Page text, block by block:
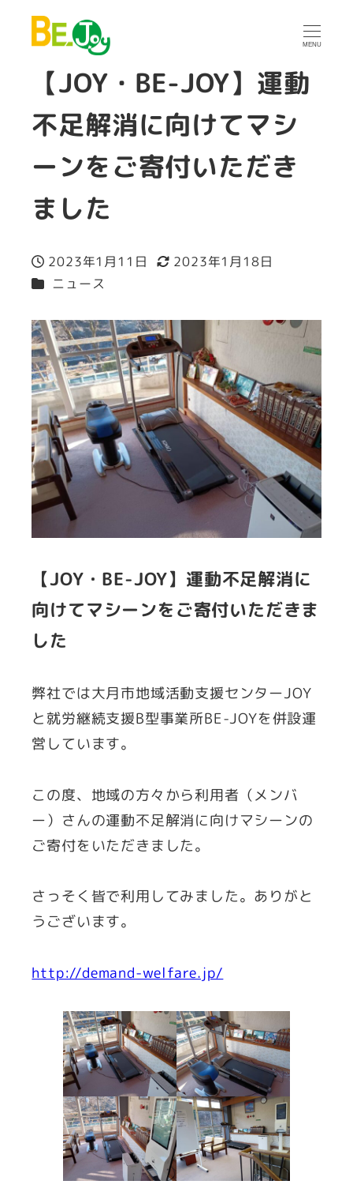
MENU
【JOY・BE-JOY】運動
不足解消に向けてマシ
ーンをご寄付いただき
ました
投稿日
2023年1月11日
更新日
2023年1月18日
カテゴリー
ニュース
【JOY・BE-JOY】運動不足解消に
向けてマシーンをご寄付いただきま
した
弊社では大月市地域活動支援センターJOY
と就労継続支援B型事業所BE-JOYを併設運
営しています。
この度、地域の方々から利用者（メンバ
ー）さんの運動不足解消に向けマシーンの
ご寄付をいただきました。
さっそく皆で利用してみました。ありがと
うございます。
http://demand-welfare.jp/